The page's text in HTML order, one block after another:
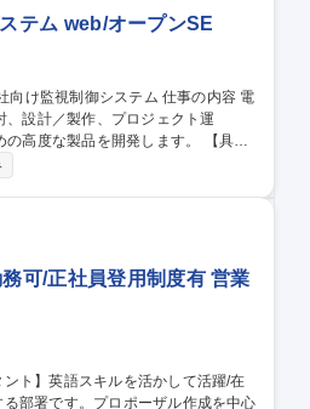
テム web/オープンSE
設計／製作、プロジェクト運
な製品を開発します。 【具体
テム全体の設計及び、仕様書の作成
可/正社員登用制度有 営業